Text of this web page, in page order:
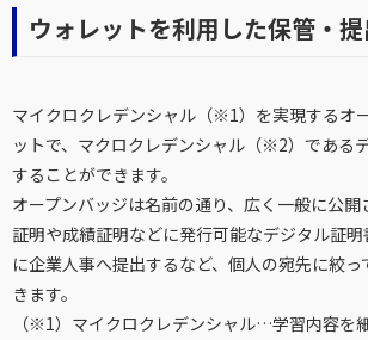
ウォレットを利用した保管・
マイクロクレデンシャル（※1）を実現するオ
ットで、マクロクレデンシャル（※2）である
することができます。
オープンバッジは名前の通り、広く一般に公
証明や成績証明などに発行可能なデジタル証
に企業人事へ提出するなど、個人の宛先に絞
きます。
（※1）マイクロクレデンシャル…学習内容を